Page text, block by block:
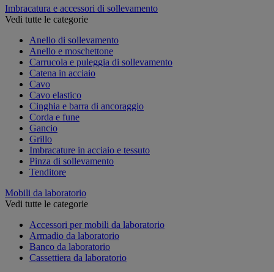
Imbracatura e accessori di sollevamento
Vedi tutte le categorie
Anello di sollevamento
Anello e moschettone
Carrucola e puleggia di sollevamento
Catena in acciaio
Cavo
Cavo elastico
Cinghia e barra di ancoraggio
Corda e fune
Gancio
Grillo
Imbracature in acciaio e tessuto
Pinza di sollevamento
Tenditore
Mobili da laboratorio
Vedi tutte le categorie
Accessori per mobili da laboratorio
Armadio da laboratorio
Banco da laboratorio
Cassettiera da laboratorio